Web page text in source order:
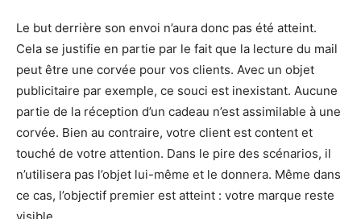
Le but derrière son envoi n’aura donc pas été atteint.
Cela se justifie en partie par le fait que la lecture du mail
peut être une corvée pour vos clients. Avec un objet
publicitaire par exemple, ce souci est inexistant. Aucune
partie de la réception d’un cadeau n’est assimilable à une
corvée. Bien au contraire, votre client est content et
touché de votre attention. Dans le pire des scénarios, il
n’utilisera pas l’objet lui-même et le donnera. Même dans
ce cas, l’objectif premier est atteint : votre marque reste
visible.